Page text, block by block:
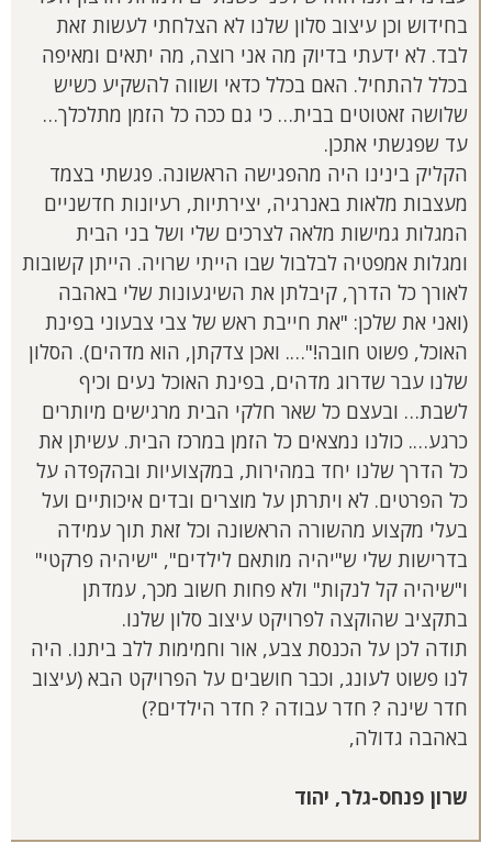
בחידוש וכן עיצוב סלון שלנו לא הצלחתי לעשות זאת
לבד. לא ידעתי בדיוק מה אני רוצה, מה יתאים ומאיפה
בכלל להתחיל. האם בכלל כדאי ושווה להשקיע כשיש
שלושה זאטוטים בבית… כי גם ככה כל הזמן מתלכלך…
עד שפגשתי אתכן.
הקליק בינינו היה מהפגישה הראשונה. פגשתי בצמד
מעצבות מלאות באנרגיה, יצירתיות, רעיונות חדשניים
המגלות גמישות מלאה לצרכים שלי ושל בני הבית
ומגלות אמפטיה לבלבול שבו הייתי שרויה. הייתן קשובות
לאורך כל הדרך, קיבלתן את השיגעונות שלי באהבה
(ואני את שלכן: "את חייבת ראש של צבי צבעוני בפינת
האוכל, פשוט חובה!"…. ואכן צדקתן, הוא מדהים). הסלון
שלנו עבר שדרוג מדהים, בפינת האוכל נעים וכיף
לשבת… ובעצם כל שאר חלקי הבית מרגישים מיותרים
כרגע…. כולנו נמצאים כל הזמן במרכז הבית. עשיתן את
כל הדרך שלנו יחד במהירות, במקצועיות ובהקפדה על
כל הפרטים. לא ויתרתן על מוצרים ובדים איכותיים ועל
בעלי מקצוע מהשורה הראשונה וכל זאת תוך עמידה
בדרישות שלי ש"יהיה מותאם לילדים", "שיהיה פרקטי"
ו"שיהיה קל לנקות" ולא פחות חשוב מכך, עמדתן
בתקציב שהוקצה לפרויקט עיצוב סלון שלנו.
תודה לכן על הכנסת צבע, אור וחמימות ללב ביתנו. היה
לנו פשוט לעונג, וכבר חושבים על הפרויקט הבא (עיצוב
חדר שינה ? חדר עבודה ? חדר הילדים?)
באהבה גדולה,
שרון פנחס-גלר, יהוד